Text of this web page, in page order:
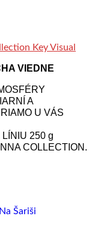
VIEDNE
A
U VÁS
250 g
COLLECTION.